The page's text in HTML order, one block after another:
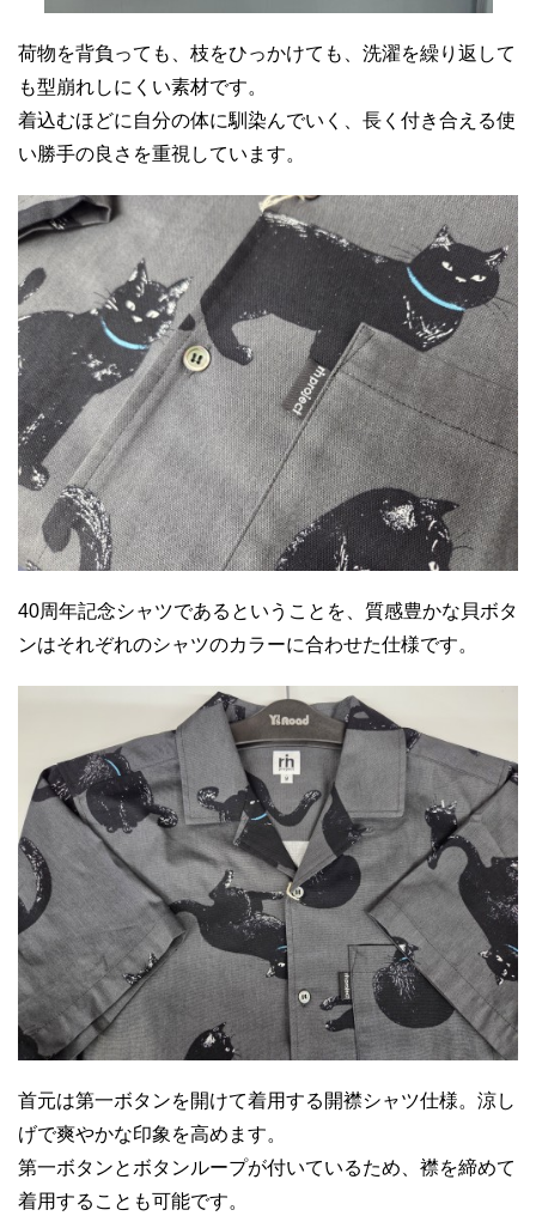
荷物を背負っても、枝をひっかけても、洗濯を繰り返して
も型崩れしにくい素材です。
着込むほどに自分の体に馴染んでいく、長く付き合える使
い勝手の良さを重視しています。
40周年記念シャツであるということを、質感豊かな貝ボタ
ンはそれぞれのシャツのカラーに合わせた仕様です。
首元は第一ボタンを開けて着用する開襟シャツ仕様。涼し
げで爽やかな印象を高めます。
第一ボタンとボタンループが付いているため、襟を締めて
着用することも可能です。